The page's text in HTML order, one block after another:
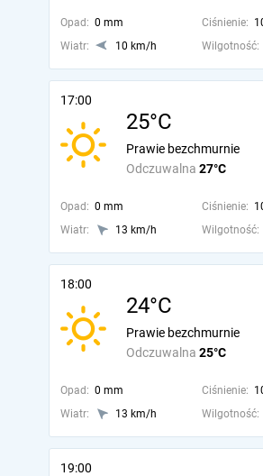
Opad: 0 mm Ciśnienie:
Wiatr:
10 km/h Wilgotność:
17:00
25°C
Odczuwalna 27°C
Prawie bezchmurnie
Opad: 0 mm Ciśnienie:
Wiatr:
13 km/h Wilgotność:
18:00
24°C
Odczuwalna 25°C
Prawie bezchmurnie
Opad: 0 mm Ciśnienie:
Wiatr:
13 km/h Wilgotność:
19:00